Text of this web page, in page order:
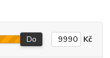
Do Kč